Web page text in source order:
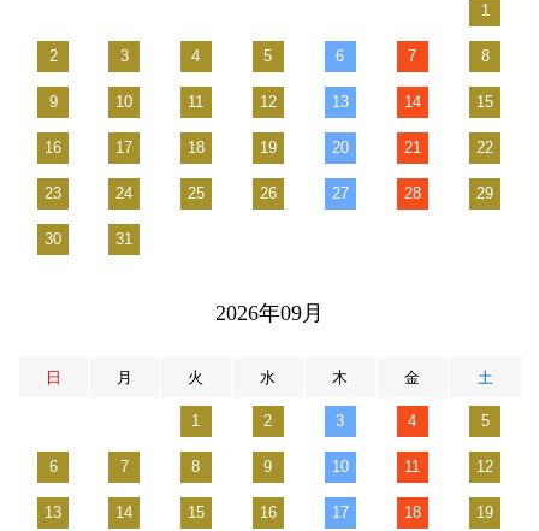
1
2 3 4 5 6 7 8
9 10 11 12 13 14 15
16 17 18 19 20 21 22
23 24 25 26 27 28 29
30 31
2026年09月
日 月 火 水 木 金 土
1 2 3 4 5
6 7 8 9 10 11 12
13 14 15 16 17 18 19